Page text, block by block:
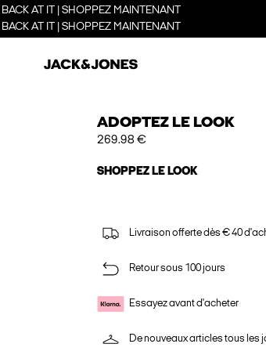
BACK AT IT | SHOPPEZ MAINTENANT
BACK AT IT | SHOPPEZ MAINTENANT
ADOPTEZ LE LOOK
269.98 €
SHOPPEZ LE LOOK
Livraison offerte dès € 40
Retour sous 100 jours
Essayez avant d'acheter
De nouveaux articles tous les